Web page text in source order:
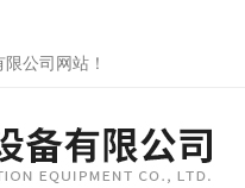
限公司网站 ！